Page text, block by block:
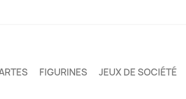
FIGURINES JEUX DE SOCIÉTÉ